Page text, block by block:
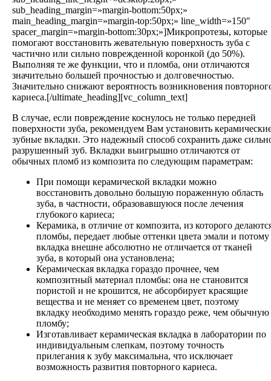
sub_heading_margin=»margin-bottom:50px;»
main_heading_margin=»margin-top:50px;» line_width=»150″
spacer_margin=»margin-bottom:30px;»]Микропротезы, которые
помогают восстановить жевательную поверхность зуба с
частично или сильно поврежденной коронкой (до 50%).
Выполняя те же функции, что и пломба, они отличаются
значительно большей прочностью и долговечностью.
Значительно снижают вероятность возникновения
кариеса.[/ultimate_heading][vc_column_text]
В случае, если повреждение коснулось не только передней
поверхности зуба, рекомендуем Вам установить
зубные вкладки. Это надежный способ сохранить даже
разрушенный зуб. Вкладки выигрышно отличаются от
обычных пломб из композита по следующим параметрам:
При помощи керамической вкладки можно
восстановить довольно большую пораженную область
зуба, в частности, образовавшуюся после лечения
глубокого кариеса;
Керамика, в отличие от композита, из которого
пломбы, передает любые оттенки цвета эмали и потому
вкладка внешне абсолютно не отличается от тканей
зуба, в который она установлена;
Керамическая вкладка гораздо прочнее, чем
композитный материал пломбы: она не становится
пористой и не крошится, не абсорбирует красящие
вещества и не меняет со временем цвет, поэтому
вкладку необходимо менять гораздо реже, чем обычную
пломбу;
Изготавливает керамическая вкладка в лаборатории по
индивидуальным слепкам, поэтому точность
прилегания к зубу максимальна, что исключает
возможность развития повторного кариеса.